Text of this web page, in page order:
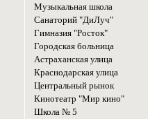
Музыкальная школа
Санаторий "ДиЛуч"
Гимназия "Росток"
Городская больница
Астраханская улица
Краснодарская улица
Центральный рынок
Кинотеатр "Мир кино"
Школа № 5